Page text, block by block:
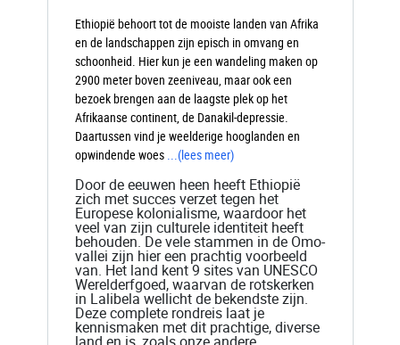
Ethiopië behoort tot de mooiste landen van Afrika
en de landschappen zijn episch in omvang en
schoonheid. Hier kun je een wandeling maken op
2900 meter boven zeeniveau, maar ook een
bezoek brengen aan de laagste plek op het
Afrikaanse continent, de Danakil-depressie.
Daartussen vind je weelderige hooglanden en
opwindende woes ...(lees meer)
Door de eeuwen heen heeft Ethiopië
zich met succes verzet tegen het
Europese kolonialisme, waardoor het
veel van zijn culturele identiteit heeft
behouden. De vele stammen in de Omo-
vallei zijn hier een prachtig voorbeeld
van. Het land kent 9 sites van UNESCO
Werelderfgoed, waarvan de rotskerken
in Lalibela wellicht de bekendste zijn.
Deze complete rondreis laat je
kennismaken met dit prachtige, diverse